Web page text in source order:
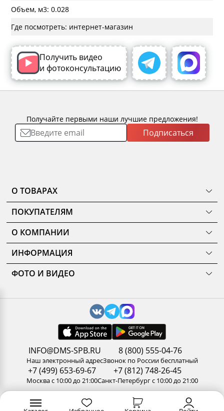
Объем, м3: 0.028
Где посмотреть: интернет-магазин
Получить видео
и фотоконсультацию
Получайте первыми наши лучшие предложения!
Подписаться
О ТОВАРАХ
ТОВАРЫ
КОМНАТЫ
КОЛЛЕКЦИИ
НОВИНКИ
РАСПРОДАЖА
АКЦИИ
ПОКУПАТЕЛЯМ
Как сделать заказ
Оплата
О ценах и скидках
Подарочные сертификаты
Доставка и сборка
Замер помещения
Корпоративным клиентам
Правила и условия обмена и возврата товара
О КОМПАНИИ
Наши салоны
История
Нам доверяют
Новости
Стань партнером ДМС-Маркет
Результаты оценки труда
Контакты
ИНФОРМАЦИЯ
Уход за мебелью
Карельский стандарт
Обработка персональных данных
Пользовательское соглашение
ФОТО И ВИДЕО
INFO@DMS-SPB.RU
Наш электронный адрес
8 (800) 555-04-76
Звонок по России бесплатный
+7 (499) 653-69-67
Москва с 10:00 до 21:00
+7 (812) 748-26-45
Санкт-Петербург с 10:00 до 21:00